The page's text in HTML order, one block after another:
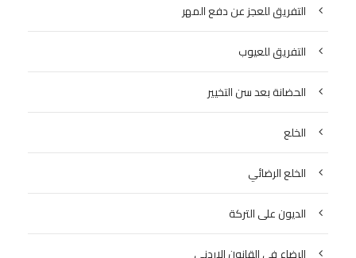
التفريق للعجز عن دفع المهر
التفريق للعيوب
الحضانة بعد سن التخيير
الخلع
الخلع الرضائي
الديون على التركة